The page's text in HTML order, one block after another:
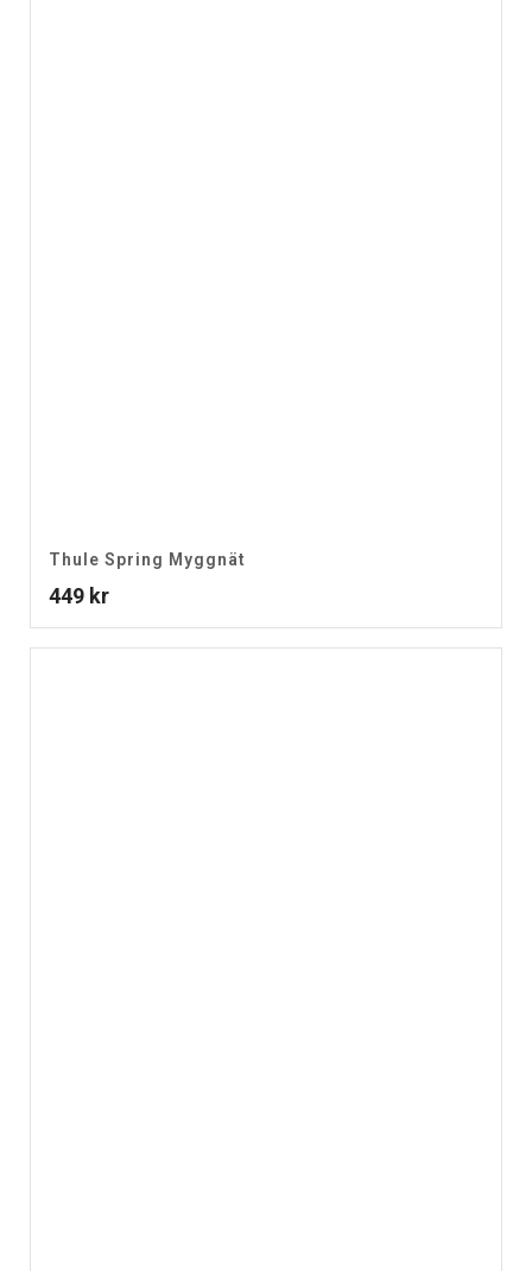
Thule Spring Myggnät
449 kr